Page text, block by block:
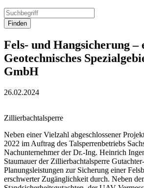
Finden
Fels- und Hangsicherung –
Geotechnisches
GmbH
26.02.2024
Zillierbachtalsperre
Neben einer Vielzahl abgeschlossener
2022 im Auftrag des Talsperrenbetriebs
Nachunternehmer der Dr.-Ing. Heinrich
Staumauer der Zillierbachtalsperre
Planungsleistungen zur Sicherung einer
erschwerter Zugänglichkeit durch. Neben